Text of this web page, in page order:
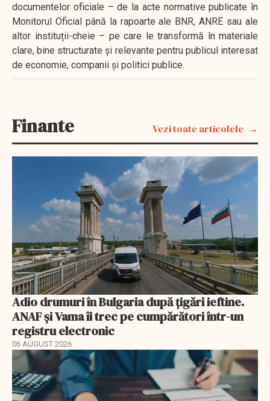
documentelor oficiale – de la acte normative publicate în
Monitorul Oficial până la rapoarte ale BNR, ANRE sau ale
altor instituții-cheie – pe care le transformă în materiale
clare, bine structurate și relevante pentru publicul interesat
de economie, companii și politici publice.
Finante Vezi toate articolele
Adio drumuri în Bulgaria după țigări ieftine.
ANAF și Vama îi trec pe cumpărători într-un
registru electronic
06 AUGUST 2026